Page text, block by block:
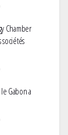
Chamber
Gabon a